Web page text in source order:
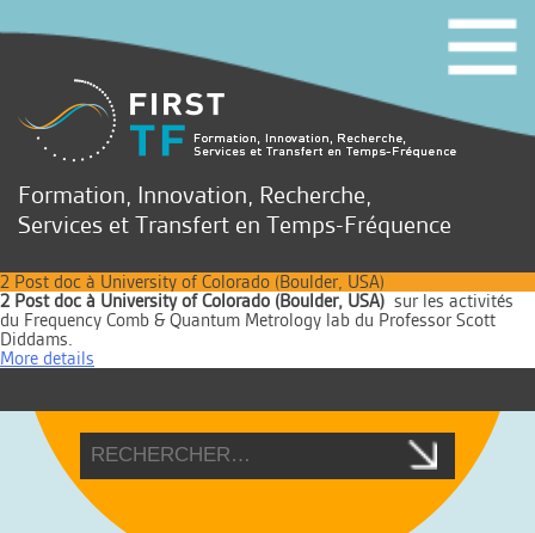
Formation, Innovation, Recherche,
Services et Transfert en Temps-Fréquence
2 Post doc à University of Colorado (Boulder, USA)
2 Post doc à University of Colorado (Boulder, USA) sur les activités
du Frequency Comb & Quantum Metrology lab du Professor Scott
Diddams.
More details